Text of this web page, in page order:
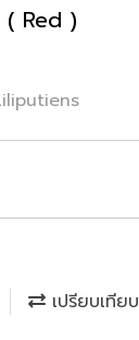
Red )
เปรียบเทียบ